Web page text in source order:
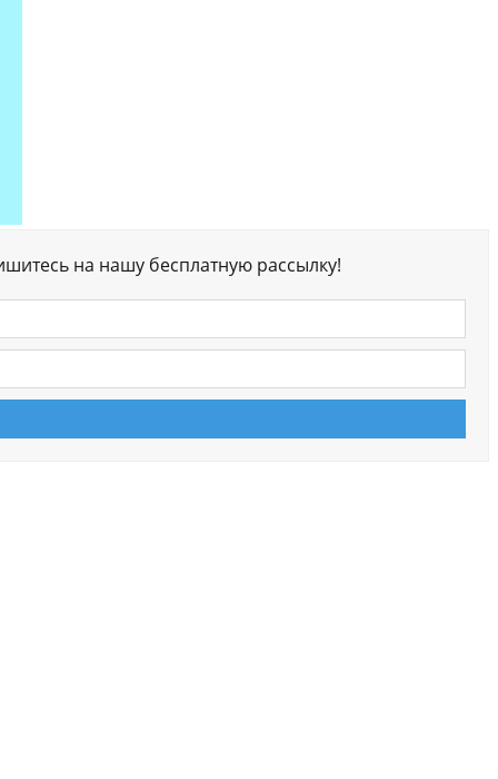
на нашу бесплатную рассылку!